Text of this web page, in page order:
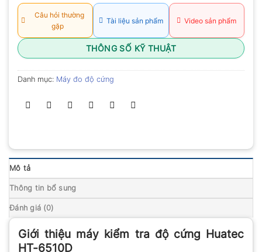
Câu hỏi thường
gặp
Tài liệu sản phẩm Video sản phẩm
THÔNG SỐ KỸ THUẬT
Danh mục: Máy đo độ cứng
Mô tả
Thông tin bổ sung
Đánh giá (0)
Giới thiệu máy kiểm tra độ cứng Huatec
HT-6510D